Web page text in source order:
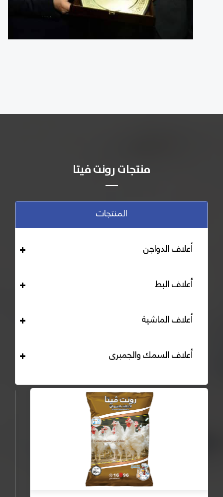
منتجات رونت فيتا
المنتجات
أعلاف الدواجن
أعلاف البط
أعلاف الماشية
أعلاف السمك والجمبرى